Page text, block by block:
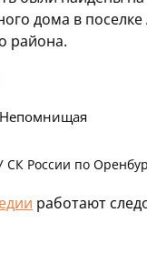
дома в
района.
СК России по
работают